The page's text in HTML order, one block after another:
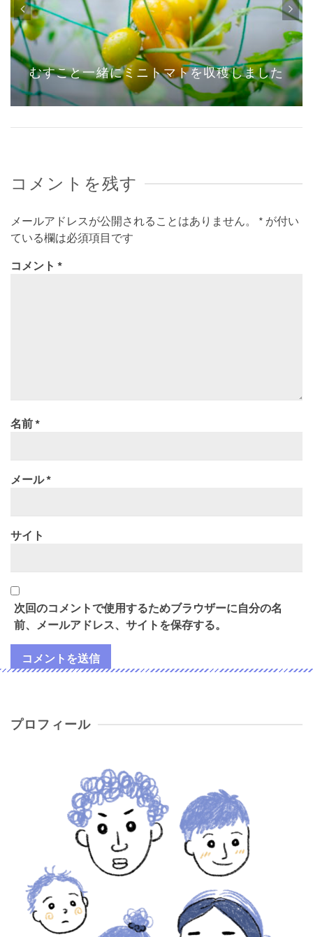
むすこと一緒にミニトマトを収穫しました
コメントを残す
メールアドレスが公開されることはありません。 * が付い
ている欄は必須項目です
コメント *
名前*
メール*
サイト
次回のコメントで使用するためブラウザーに自分の名
前、メールアドレス、サイトを保存する。
プロフィール